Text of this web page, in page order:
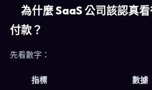
為什麼 SaaS 公司該認真
付款？
先看數字：
指標
數據